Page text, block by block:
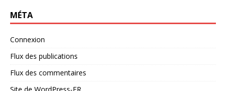
MÉTA
Connexion
Flux des publications
Flux des commentaires